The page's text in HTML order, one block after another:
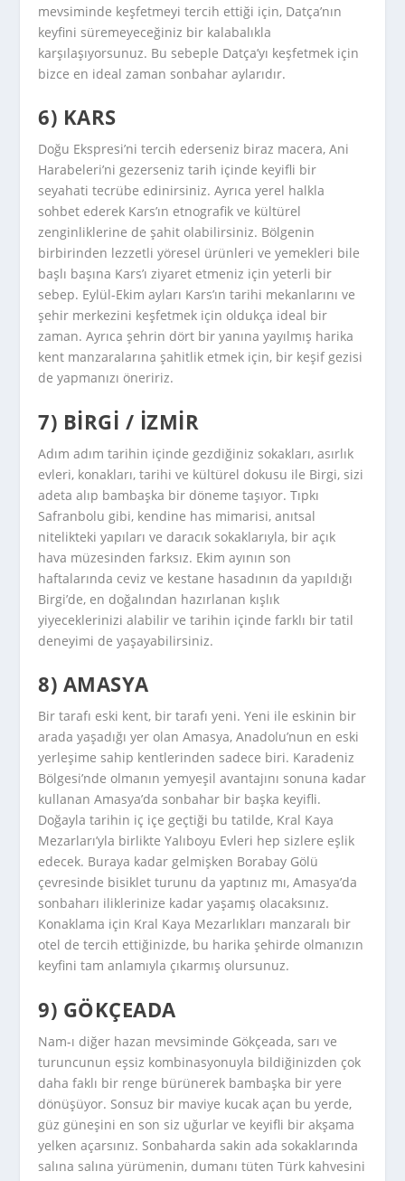
mevsiminde keşfetmeyi tercih ettiği için, Datça’nın
keyfini süremeyeceğiniz bir kalabalıkla
karşılaşıyorsunuz. Bu sebeple Datça’yı keşfetmek için
bizce en ideal zaman sonbahar aylarıdır.
6) KARS
Doğu Ekspresi’ni tercih ederseniz biraz macera, Ani
Harabeleri’ni gezerseniz tarih içinde keyifli bir
seyahati tecrübe edinirsiniz. Ayrıca yerel halkla
sohbet ederek Kars’ın etnografik ve kültürel
zenginliklerine de şahit olabilirsiniz. Bölgenin
birbirinden lezzetli yöresel ürünleri ve yemekleri bile
başlı başına Kars’ı ziyaret etmeniz için yeterli bir
sebep. Eylül-Ekim ayları Kars’ın tarihi mekanlarını ve
şehir merkezini keşfetmek için oldukça ideal bir
zaman. Ayrıca şehrin dört bir yanına yayılmış harika
kent manzaralarına şahitlik etmek için, bir keşif gezisi
de yapmanızı öneririz.
7) BIRGI / İZMIR
Adım adım tarihin içinde gezdiğiniz sokakları, asırlık
evleri, konakları, tarihi ve kültürel dokusu ile Birgi, sizi
adeta alıp bambaşka bir döneme taşıyor. Tıpkı
Safranbolu gibi, kendine has mimarisi, anıtsal
nitelikteki yapıları ve daracık sokaklarıyla, bir açık
hava müzesinden farksız. Ekim ayının son
haftalarında ceviz ve kestane hasadının da yapıldığı
Birgi’de, en doğalından hazırlanan kışlık
yiyeceklerinizi alabilir ve tarihin içinde farklı bir tatil
deneyimi de yaşayabilirsiniz.
8) AMASYA
Bir tarafı eski kent, bir tarafı yeni. Yeni ile eskinin bir
arada yaşadığı yer olan Amasya, Anadolu’nun en eski
yerleşime sahip kentlerinden sadece biri. Karadeniz
Bölgesi’nde olmanın yemyeşil avantajını sonuna kadar
kullanan Amasya’da sonbahar bir başka keyifli.
Doğayla tarihin iç içe geçtiği bu tatilde, Kral Kaya
Mezarları’yla birlikte Yalıboyu Evleri hep sizlere eşlik
edecek. Buraya kadar gelmişken Borabay Gölü
çevresinde bisiklet turunu da yaptınız mı, Amasya’da
sonbaharı iliklerinize kadar yaşamış olacaksınız.
Konaklama için Kral Kaya Mezarlıkları manzaralı bir
otel de tercih ettiğinizde, bu harika şehirde olmanızın
keyfini tam anlamıyla çıkarmış olursunuz.
9) GÖKÇEADA
Nam-ı diğer hazan mevsiminde Gökçeada, sarı ve
turuncunun eşsiz kombinasyonuyla bildiğinizden çok
daha faklı bir renge bürünerek bambaşka bir yere
dönüşüyor. Sonsuz bir maviye kucak açan bu yerde,
güz güneşini en son siz uğurlar ve keyifli bir akşama
yelken açarsınız. Sonbaharda sakin ada sokaklarında
salına salına yürümenin, dumanı tüten Türk kahvesini